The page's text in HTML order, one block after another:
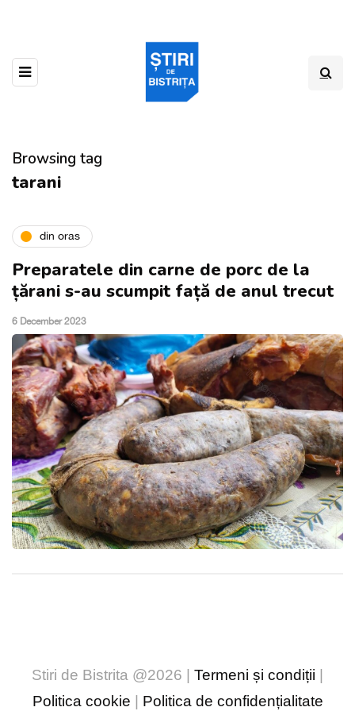
Browsing tag
tarani
din oras
Preparatele din carne de porc de la
țărani s-au scumpit față de anul trecut
6 December 2023
Stiri de Bistrita @2026 | Termeni și condiții |
Politica cookie | Politica de confidențialitate